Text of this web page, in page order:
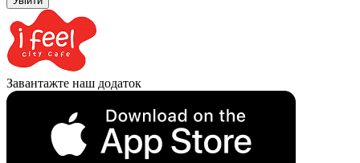
Завантажте наш додаток